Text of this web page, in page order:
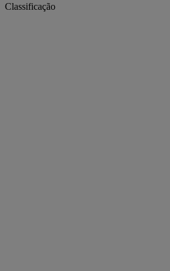
Classificação